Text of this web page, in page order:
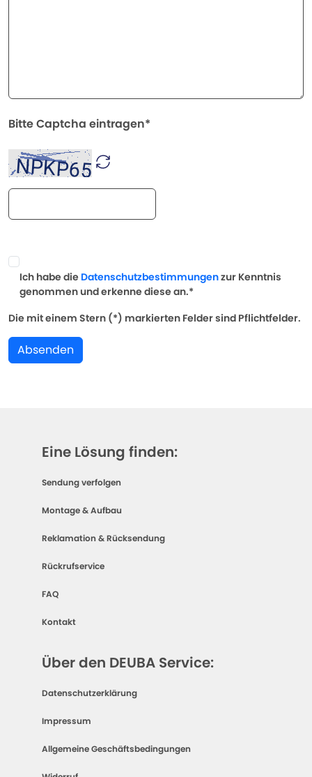
Bitte Captcha eintragen*
Ich habe die Datenschutzbestimmungenzur Kenntnis
genommen und erkenne diese an.*
Die mit einem Stern (*) markierten Felder sind Pflichtfelder.
Absenden
Eine Lösung finden:
Sendung verfolgen
Montage & Aufbau
Reklamation & Rücksendung
Rückrufservice
FAQ
Kontakt
Über den DEUBA Service:
Datenschutzerklärung
Impressum
Allgemeine Geschäftsbedingungen